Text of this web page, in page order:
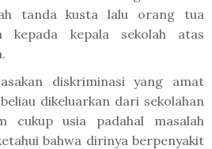
tanda kusta lalu orang tua
kepada kepala sekolah atas
diskriminasi yang amat
dikeluarkan dari sekolahan
cukup usia padahal masalah
bahwa dirinya berpenyakit